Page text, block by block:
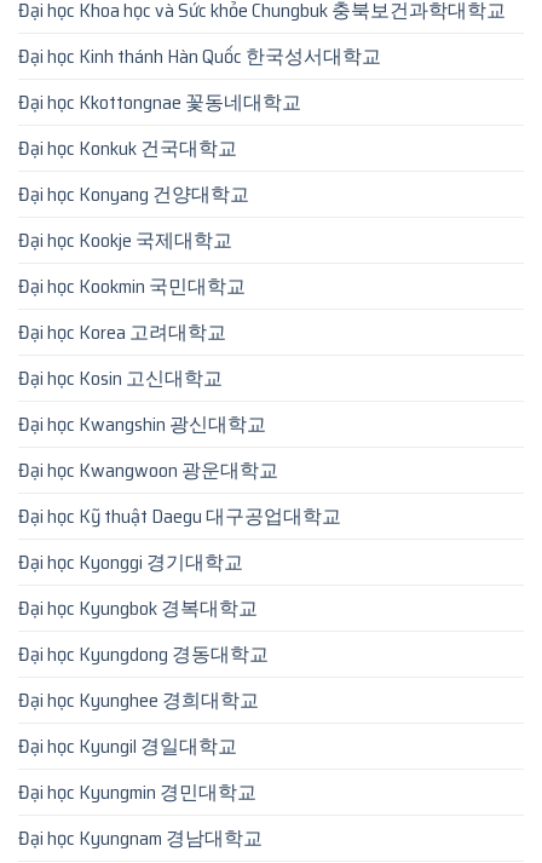
Đại học Khoa học và Sức khỏe Chungbuk 충북보건과학대학교
Đại học Kinh thánh Hàn Quốc 한국성서대학교
Đại học Kkottongnae 꽃동네대학교
Đại học Konkuk 건국대학교
Đại học Konyang 건양대학교
Đại học Kookje 국제대학교
Đại học Kookmin 국민대학교
Đại học Korea 고려대학교
Đại học Kosin 고신대학교
Đại học Kwangshin 광신대학교
Đại học Kwangwoon 광운대학교
Đại học Kỹ thuật Daegu 대구공업대학교
Đại học Kyonggi 경기대학교
Đại học Kyungbok 경복대학교
Đại học Kyungdong 경동대학교
Đại học Kyunghee 경희대학교
Đại học Kyungil 경일대학교
Đại học Kyungmin 경민대학교
Đại học Kyungnam 경남대학교